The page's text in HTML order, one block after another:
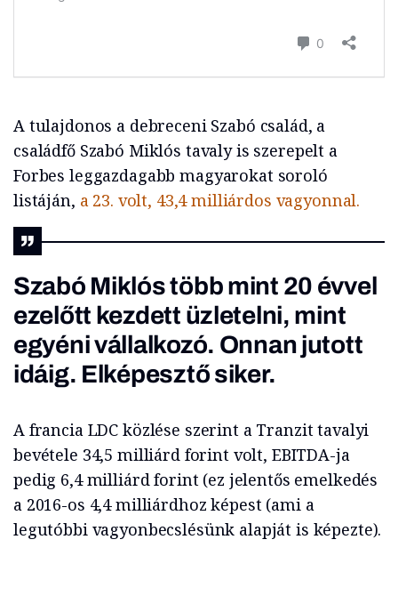
A tulajdonos a debreceni Szabó család, a
családfő Szabó Miklós tavaly is szerepelt a
Forbes leggazdagabb magyarokat soroló
listáján, a 23. volt, 43,4 milliárdos vagyonnal.
Szabó Miklós több mint 20 évvel
ezelőtt kezdett üzletelni, mint
egyéni vállalkozó. Onnan jutott
idáig. Elképesztő siker.
A francia LDC közlése szerint a Tranzit tavalyi
bevétele 34,5 milliárd forint volt, EBITDA-ja
pedig 6,4 milliárd forint (ez jelentős emelkedés
a 2016-os 4,4 milliárdhoz képest (ami a
legutóbbi vagyonbecslésünk alapját is képezte).